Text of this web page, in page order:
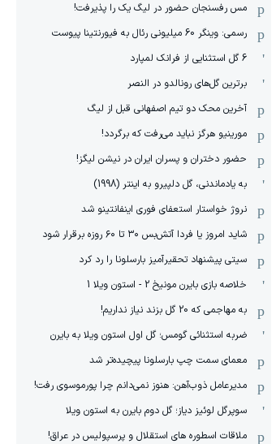
مس رفسنجان حضور در لیگ یک را پذیرفت!
رسمی: وینگر 60 میلیونی رئال به فیورنتینا پیوست
6 گل استثنایی از فرانک لمپارد
برترین گل‌های رونالدو در النصر
آخرین محک دو تیم اصفهانی قبل از لیگ
مورینیو هرگز نباید می‌رفت که برگردد!
حضور دختران و پسران ایران در نیشن لیگز!
به یادماندنی، گل دلپیرو به اینتر (1998)
نروژ خواستار استعفای فوری اینفانتینو شد
شاید امروز یا فردا آتش‌بس ۳۰ تا ۶۰ روزه برقرار شود
سیتی پیشنهاد تحقیرآمیز بارسلونا را رد کرد
خلاصه بازی بایرن مونیخ 2 - استون ویلا 1
به مهاجمی که 20 گل بزند نیاز نداریم!
ضربه استثنائی گومس؛ گل اول استون ویلا به بایرن
معمای سمت چپ بارسلونا پیچیده‌تر شد
مدیرعامل ذوب‌آهن: هنوز نمی‌دانم چرا پورموسوی رفت!
سوپرگل لوئیز دیاز؛ گل دوم بایرن به استون ویلا
ملاقات اسطوره های استقلال و پرسپولیس در عراق!